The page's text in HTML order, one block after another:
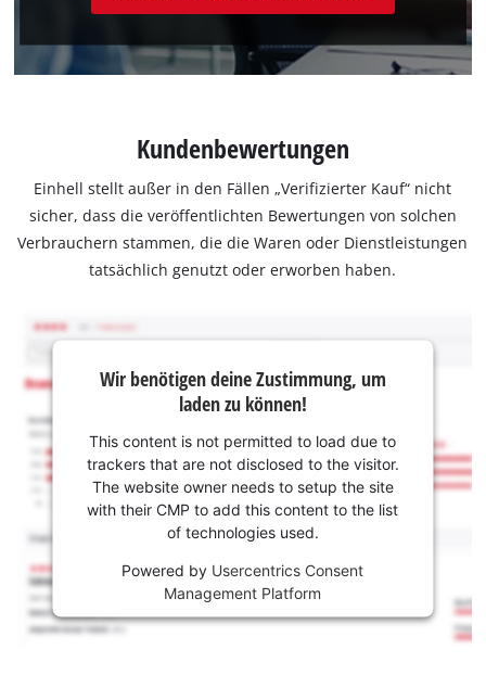
Kundenbewertungen
Einhell stellt außer in den Fällen „Verifizierter Kauf“ nicht
sicher, dass die veröffentlichten Bewertungen von solchen
Verbrauchern stammen, die die Waren oder Dienstleistungen
tatsächlich genutzt oder erworben haben.
Wir benötigen deine Zustimmung, um
laden zu können!
This content is not permitted to load due to
trackers that are not disclosed to the visitor.
The website owner needs to setup the site
with their CMP to add this content to the list
of technologies used.
Powered by Usercentrics Consent
Management Platform